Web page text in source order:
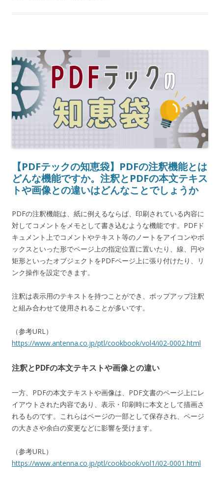
【PDFテックの知恵袋】PDFの注釈機能とは
どんな機能ですか。注釈とPDFの本文テキス
トや画像との違いはどんなことでしょうか
PDFの注釈機能は、紙に例えるならば、印刷されている内容に
対してコメントをメモとして書き込むような機能です。PDFド
キュメント上でコメントやテキスト等のノートをアイコンやボ
ックスといった形でページ上の指定位置に置いたり、線、円や
矩形といったオブジェクトをPDFページ上に張り付けたり、リ
ンク操作を設定できます。
注釈は表示用のテキストを持つことができ、ポップアップ注釈
と組み合わせて使用されることが多いです。
（参考URL）
https://www.antenna.co.jp/ptl/cookbook/vol4/i02-0002.html
注釈とPDFの本文テキストや画像との違い
一方、PDFの本文テキストや画像は、PDF文書のページ上にレ
イアウトされた内容であり、表示・印刷時に本文として描画さ
れるものです。これらはページの一部として保存され、ページ
の大きさや余白の変更などに影響を受けます。
（参考URL）
https://www.antenna.co.jp/ptl/cookbook/vol1/i02-0001.html